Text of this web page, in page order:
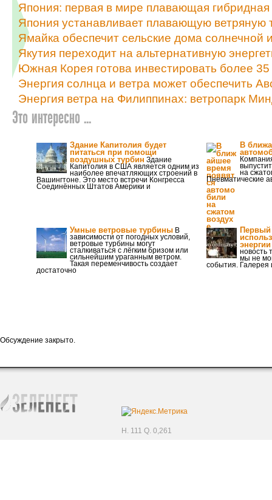
Япония: первая в мире плавающая гибридная
Япония устанавливает плавающую ветряную
Ямайка обеспечит сельские дома солнечной
Якутия переходит на альтернативную
Южная Корея готова инвестировать более
Энергия солнца и ветра может обеспечить
Энергия ветра на Филиппинах: ветропарк
Это интересно ...
Здание Капитолия будет
питаться при помощи
воздушных турбин Здание
Капитолия в США является одним из
наиболее впечатляющих строений в
Вашингтоне. Это место встречи Конгресса
Соединённых Штатов Америки и
В
на
Пневматические
Умные ветровые турбины В
зависимости от погодных условий,
ветровые турбины могут
сталкиваться с лёгким бризом или
сильнейшим ураганным ветром.
Такая переменчивость создает
достаточно
Первый
энергии
новость
мы не
события. Галерея
Обсуждение закрыто.
H. 111 Q. 0,261